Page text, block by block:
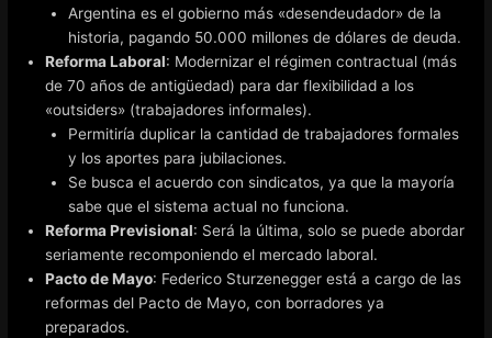
Argentina es el gobierno más «desendeudador» de la
historia, pagando 50.000 millones de dólares de deuda.
Reforma Laboral: Modernizar el régimen contractual (más
de 70 años de antigüedad) para dar flexibilidad a los
«outsiders» (trabajadores informales).
Permitiría duplicar la cantidad de trabajadores formales
y los aportes para jubilaciones.
Se busca el acuerdo con sindicatos, ya que la mayoría
sabe que el sistema actual no funciona.
Reforma Previsional: Será la última, solo se puede abordar
seriamente recomponiendo el mercado laboral.
Pacto de Mayo: Federico Sturzenegger está a cargo de las
reformas del Pacto de Mayo, con borradores ya
preparados.